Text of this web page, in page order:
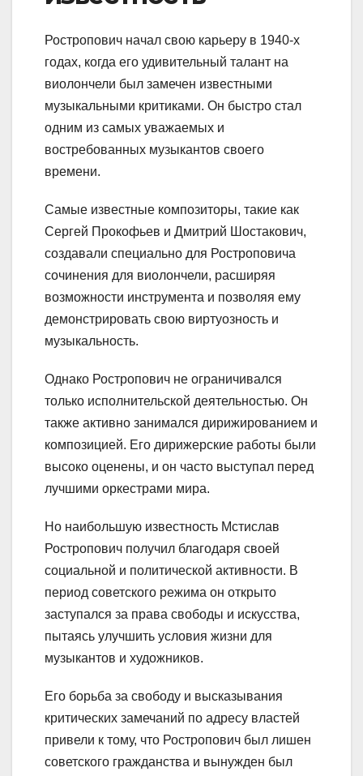
Ростропович начал свою карьеру в 1940-х
годах, когда его удивительный талант на
виолончели был замечен известными
музыкальными критиками. Он быстро стал
одним из самых уважаемых и
востребованных музыкантов своего
времени.
Самые известные композиторы, такие как
Сергей Прокофьев и Дмитрий Шостакович,
создавали специально для Ростроповича
сочинения для виолончели, расширяя
возможности инструмента и позволяя ему
демонстрировать свою виртуозность и
музыкальность.
Однако Ростропович не ограничивался
только исполнительской деятельностью. Он
также активно занимался дирижированием и
композицией. Его дирижерские работы были
высоко оценены, и он часто выступал перед
лучшими оркестрами мира.
Но наибольшую известность Мстислав
Ростропович получил благодаря своей
социальной и политической активности. В
период советского режима он открыто
заступался за права свободы и искусства,
пытаясь улучшить условия жизни для
музыкантов и художников.
Его борьба за свободу и высказывания
критических замечаний по адресу властей
привели к тому, что Ростропович был лишен
советского гражданства и вынужден был